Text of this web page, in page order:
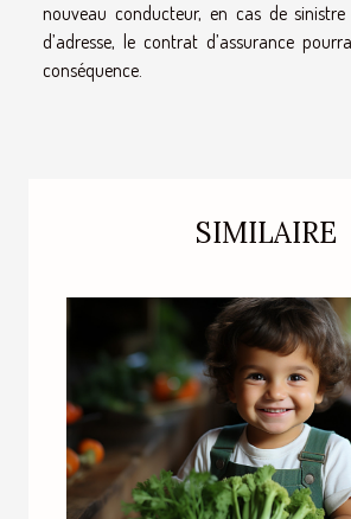
nouveau conducteur, en cas de
d’adresse, le contrat d’assurance
conséquence.
SIMILAIRE